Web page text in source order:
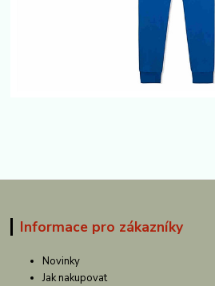
Informace pro zákazníky
Novinky
Jak nakupovat